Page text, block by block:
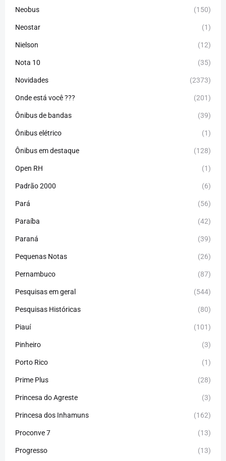
Neobus (150)
Neostar (1)
Nielson (12)
Nota 10 (35)
Novidades (2373)
Onde está você ??? (201)
Ônibus de bandas (39)
Ônibus elétrico (1)
Ônibus em destaque (128)
Open RH (1)
Padrão 2000 (6)
Pará (56)
Paraíba (42)
Paraná (39)
Pequenas Notas (26)
Pernambuco (87)
Pesquisas em geral (544)
Pesquisas Históricas (80)
Piauí (101)
Pinheiro (3)
Porto Rico (1)
Prime Plus (28)
Princesa do Agreste (3)
Princesa dos Inhamuns (162)
Proconve 7 (13)
Progresso (13)